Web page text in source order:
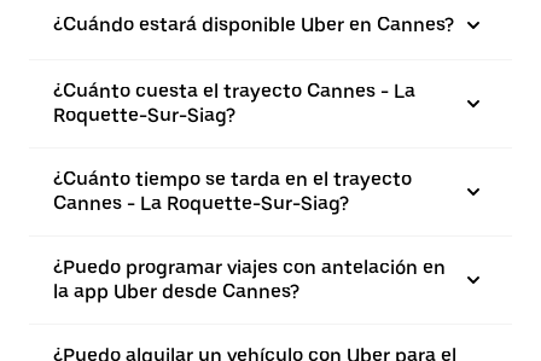
¿Cuándo estará disponible Uber en Cannes?
¿Cuánto cuesta el trayecto Cannes - La
Roquette-Sur-Siag?
¿Cuánto tiempo se tarda en el trayecto
Cannes - La Roquette-Sur-Siag?
¿Puedo programar viajes con antelación en
la app Uber desde Cannes?
¿Puedo alquilar un vehículo con Uber para el